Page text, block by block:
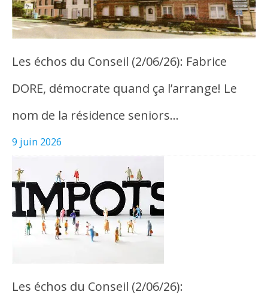
Les échos du Conseil (2/06/26): Fabrice
DORE, démocrate quand ça l’arrange! Le
nom de la résidence seniors…
9 juin 2026
Les échos du Conseil (2/06/26):